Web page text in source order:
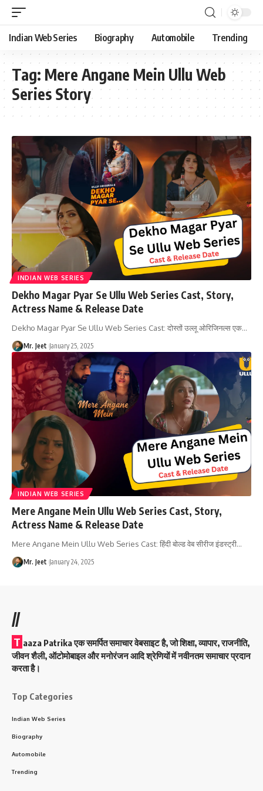
Indian Web Series Biography Automobile Trending
Tag: Mere Angane Mein Ullu Web
Series Story
INDIAN WEB SERIES
Dekho Magar Pyar Se Ullu Web Series Cast, Story,
Actress Name & Release Date
Dekho Magar Pyar Se Ullu Web Series Cast: दोस्तों उल्लू ओरिजिनल्स एक…
Mr. Jeet January 25, 2025
INDIAN WEB SERIES
Mere Angane Mein Ullu Web Series Cast, Story,
Actress Name & Release Date
Mere Angane Mein Ullu Web Series Cast: हिंदी बोल्ड वेब सीरीज इंडस्ट्री…
Mr. Jeet January 24, 2025
//
T aaza Patrika एक समर्पित समाचार वेबसाइट है, जो शिक्षा, व्यापार, राजनीति,
जीवन शैली, ऑटोमोबाइल और मनोरंजन आदि श्रेणियों में नवीनतम समाचार प्रदान
करता है।
Top Categories
Indian Web Series
Biography
Automobile
Trending